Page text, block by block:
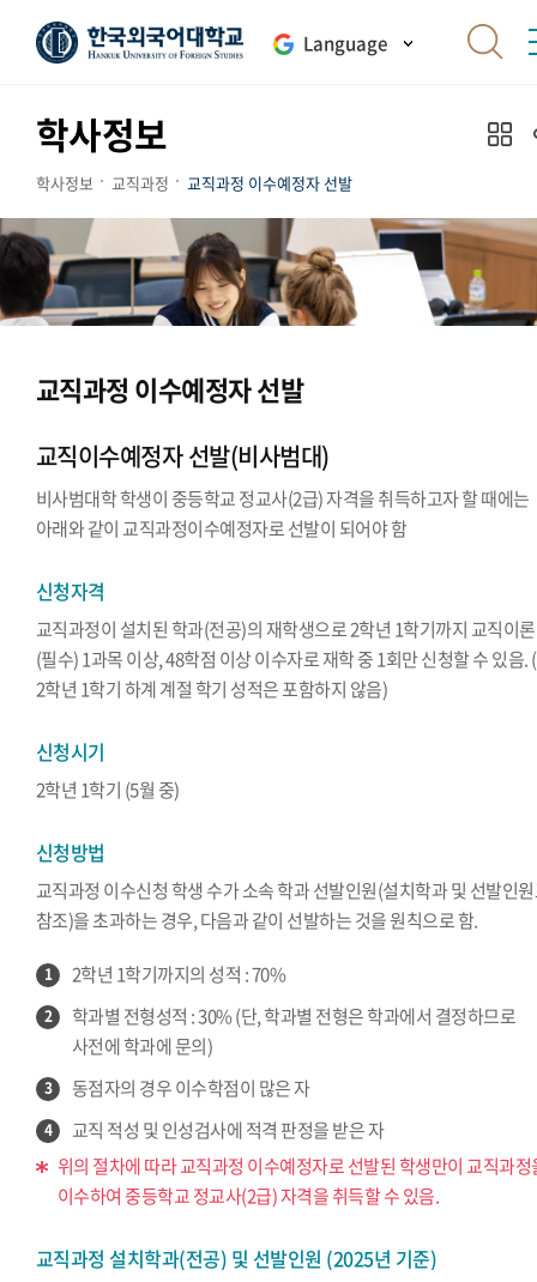
Language
학사정보
학사정보 교직과정 교직과정 이수예정자 선발
교직과정 이수예정자 선발
교직이수예정자 선발(비사범대)
비사범대학 학생이 중등학교 정교사(2급) 자격을 취득하고자 할 때에는
아래와 같이 교직과정이수예정자로 선발이 되어야 함
신청자격
교직과정이 설치된 학과(전공)의 재학생으로 2학년 1학기까지 교직이론
(필수) 1과목 이상, 48학점 이상 이수자로 재학 중 1회만 신청할 수 있음.
2학년 1학기 하계 계절 학기 성적은 포함하지 않음)
신청시기
2학년 1학기 (5월 중)
신청방법
교직과정 이수신청 학생 수가 소속 학과 선발인원(설치학과 및 선발인
참조)을 초과하는 경우, 다음과 같이 선발하는 것을 원칙으로 함.
1 2학년 1학기까지의 성적 : 70%
2
학과별 전형성적 : 30% (단, 학과별 전형은 학과에서 결정하므로
사전에 학과에 문의)
3 동점자의 경우 이수학점이 많은 자
4
교직 적성 및 인성검사에 적격 판정을 받은 자
위의 절차에 따라 교직과정 이수예정자로 선발된 학생만이 교직과정
이수하여 중등학교 정교사(2급) 자격을 취득할 수 있음.
교직과정 설치학과(전공) 및 선발인원 (2025년 기준)